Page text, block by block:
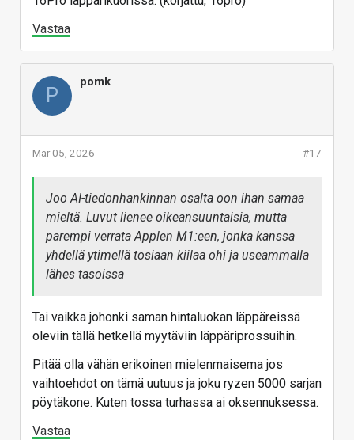
Vastaa
P
pomk
#17
Mar 05, 2026
Joo AI-tiedonhankinnan osalta oon ihan samaa
mieltä. Luvut lienee oikeansuuntaisia, mutta
parempi verrata Applen M1:een, jonka kanssa
yhdellä ytimellä tosiaan kiilaa ohi ja useammalla
lähes tasoissa
Tai vaikka johonki saman hintaluokan läppäreissä
oleviin tällä hetkellä myytäviin läppäriprossuihin.
Pitää olla vähän erikoinen mielenmaisema jos
vaihtoehdot on tämä uutuus ja joku ryzen 5000 sarjan
pöytäkone. Kuten tossa turhassa ai oksennuksessa.
Vastaa